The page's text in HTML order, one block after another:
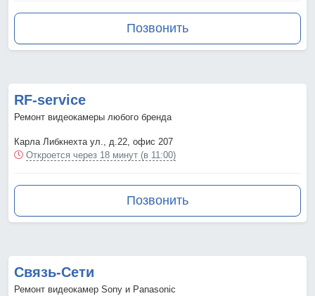
Позвонить
RF-service
Ремонт видеокамеры любого бренда
Карла Либкнехта ул., д.22, офис 207
Откроется через 18 минут (в 11:00)
Позвонить
Связь-Сети
Ремонт видеокамер Sony и Panasonic